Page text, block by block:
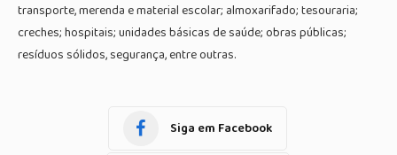
transporte, merenda e material escolar; almoxarifado; tesouraria;
creches; hospitais; unidades básicas de saúde; obras públicas;
resíduos sólidos, segurança, entre outras.
Siga em Facebook